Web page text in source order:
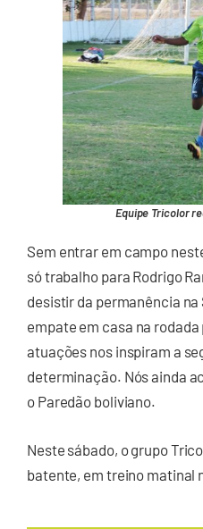
Equipe Tricolor
Sem entrar em campo
só trabalho para Rodrigo
desistir da permanência na
empate em casa na
atuações nos inspiram a
determinação. Nós ainda
o Paredão boliviano.
Neste sábado, o grupo
batente, em treino matinal